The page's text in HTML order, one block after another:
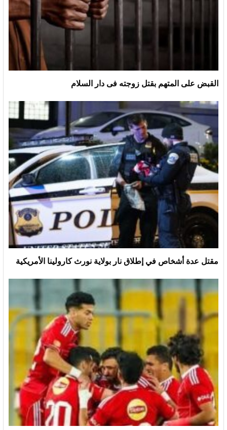
القبض على المتهم بقتل زوجته فى دار السلام
مقتل عدة أشخاص في إطلاق نار بولاية نورث كارولينا الأمريكية